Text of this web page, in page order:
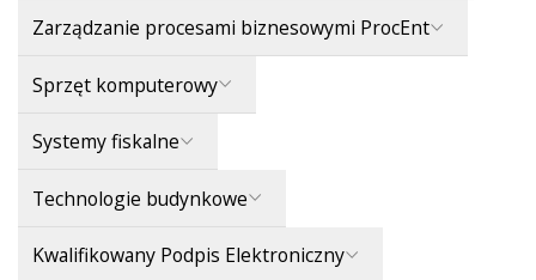
Zarządzanie procesami biznesowymi ProcEnt
Sprzęt komputerowy
Systemy fiskalne
Technologie budynkowe
Kwalifikowany Podpis Elektroniczny